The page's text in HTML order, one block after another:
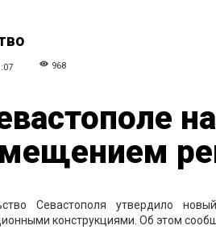
968
Севастополя утвердило
конструкциями. Об этом